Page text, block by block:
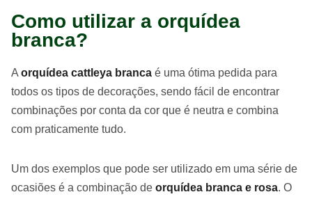
Como utilizar a orquídea
branca?
A orquídea cattleya branca é uma ótima pedida para
todos os tipos de decorações, sendo fácil de encontrar
combinações por conta da cor que é neutra e combina
com praticamente tudo.
Um dos exemplos que pode ser utilizado em uma série de
ocasiões é a combinação de orquídea branca e rosa. O